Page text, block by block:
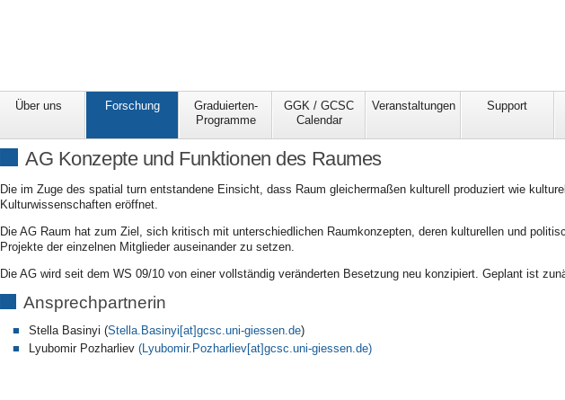
Über uns Forschung
Graduierten-
Programme
GGK / GCSC
Calendar
Veranstaltungen Support
AG Konzepte und Funktionen des Raumes
Die im Zuge des spatial turn entstandene Einsicht, dass Raum gleichermaßen kulturell produziert wie
Kulturwissenschaften eröffnet.
Die AG Raum hat zum Ziel, sich kritisch mit unterschiedlichen Raumkonzepten, deren kulturellen und
Projekte der einzelnen Mitglieder auseinander zu setzen.
Die AG wird seit dem WS 09/10 von einer vollständig veränderten Besetzung neu konzipiert. Geplant ist
Ansprechpartnerin
Stella Basinyi (Stella.Basinyi[at]gcsc.uni-giessen.de)
Lyubomir Pozharliev (Lyubomir.Pozharliev[at]gcsc.uni-giessen.de)